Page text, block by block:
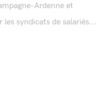
Ardenne et
les syndicats de salariés...